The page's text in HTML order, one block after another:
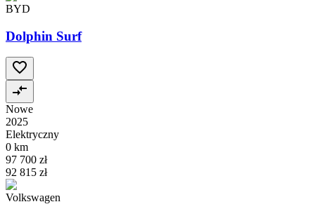
BYD
Dolphin Surf
Nowe
2025
Elektryczny
0 km
97 700 zł
92 815 zł
Volkswagen